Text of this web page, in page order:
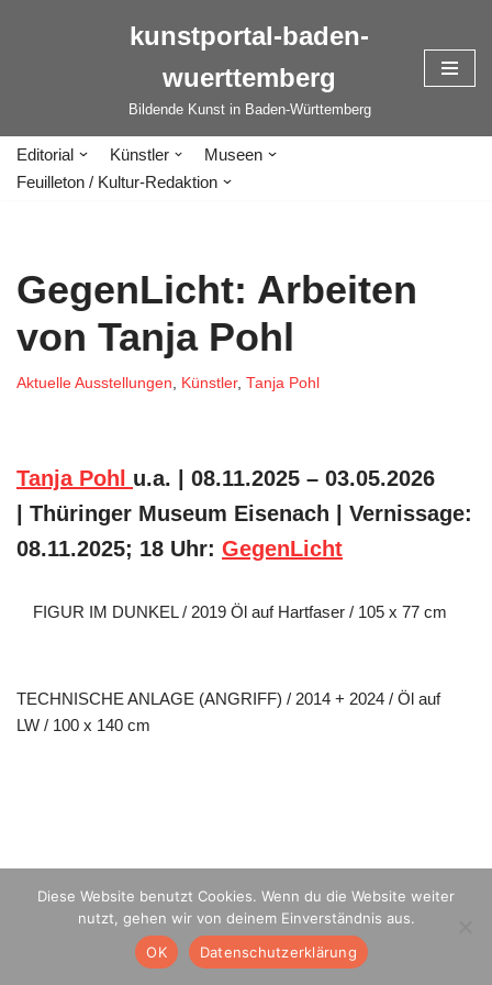
kunstportal-baden-
wuerttemberg
Bildende Kunst in Baden-Württemberg
Editorial Künstler
Museen
Feuilleton / Kultur-Redaktion
GegenLicht: Arbeiten
von Tanja Pohl
Aktuelle Ausstellungen, Künstler, Tanja Pohl
Tanja Pohl
u.a. | 08.11.2025 – 03.05.2026
| Thüringer Museum Eisenach | Vernissage:
08.11.2025; 18 Uhr: GegenLicht
FIGUR IM DUNKEL / 2019 Öl auf Hartfaser / 105 x 77 cm
TECHNISCHE ANLAGE (ANGRIFF) / 2014 + 2024 / Öl auf
LW / 100 x 140 cm
Diese Website benutzt Cookies. Wenn du die Website weiter
nutzt, gehen wir von deinem Einverständnis aus.
OK
Datenschutzerklärung